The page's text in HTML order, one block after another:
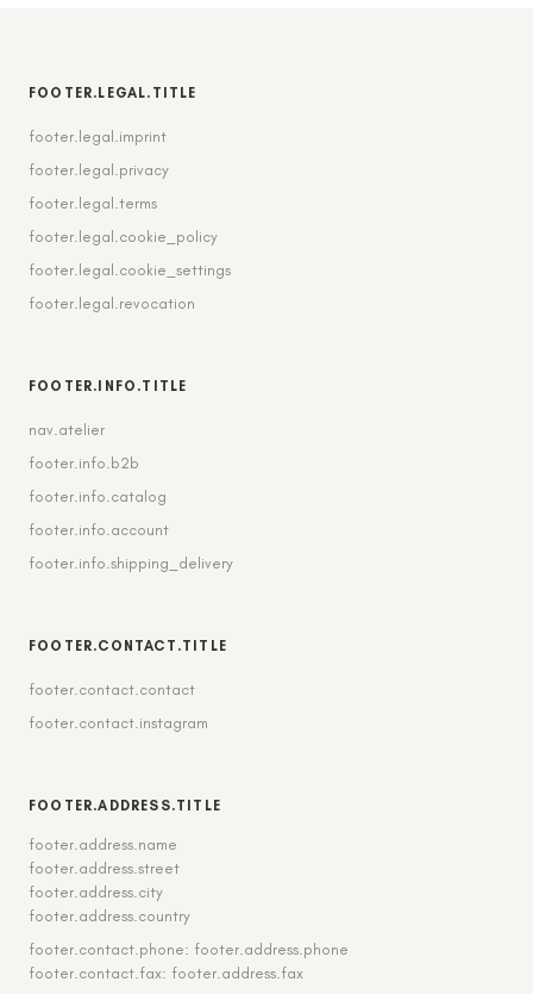
FOOTER.LEGAL.TITLE
footer.legal.imprint
footer.legal.privacy
footer.legal.terms
footer.legal.cookie_policy
footer.legal.cookie_settings
footer.legal.revocation
FOOTER.INFO.TITLE
nav.atelier
footer.info.b2b
footer.info.catalog
footer.info.account
footer.info.shipping_delivery
FOOTER.CONTACT.TITLE
footer.contact.contact
footer.contact.instagram
FOOTER.ADDRESS.TITLE
footer.address.name
footer.address.street
footer.address.city
footer.address.country
footer.contact.phone: footer.address.phone
footer.contact.fax: footer.address.fax